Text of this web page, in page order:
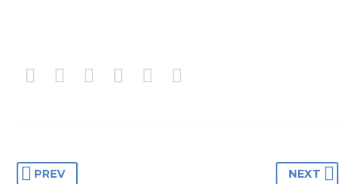
BUSINESS
PREV NEXT